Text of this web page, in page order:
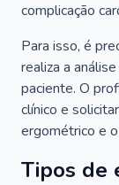
complicação
Para isso, é
realiza a
paciente. O
clínico e
ergométrico e
Tipos de